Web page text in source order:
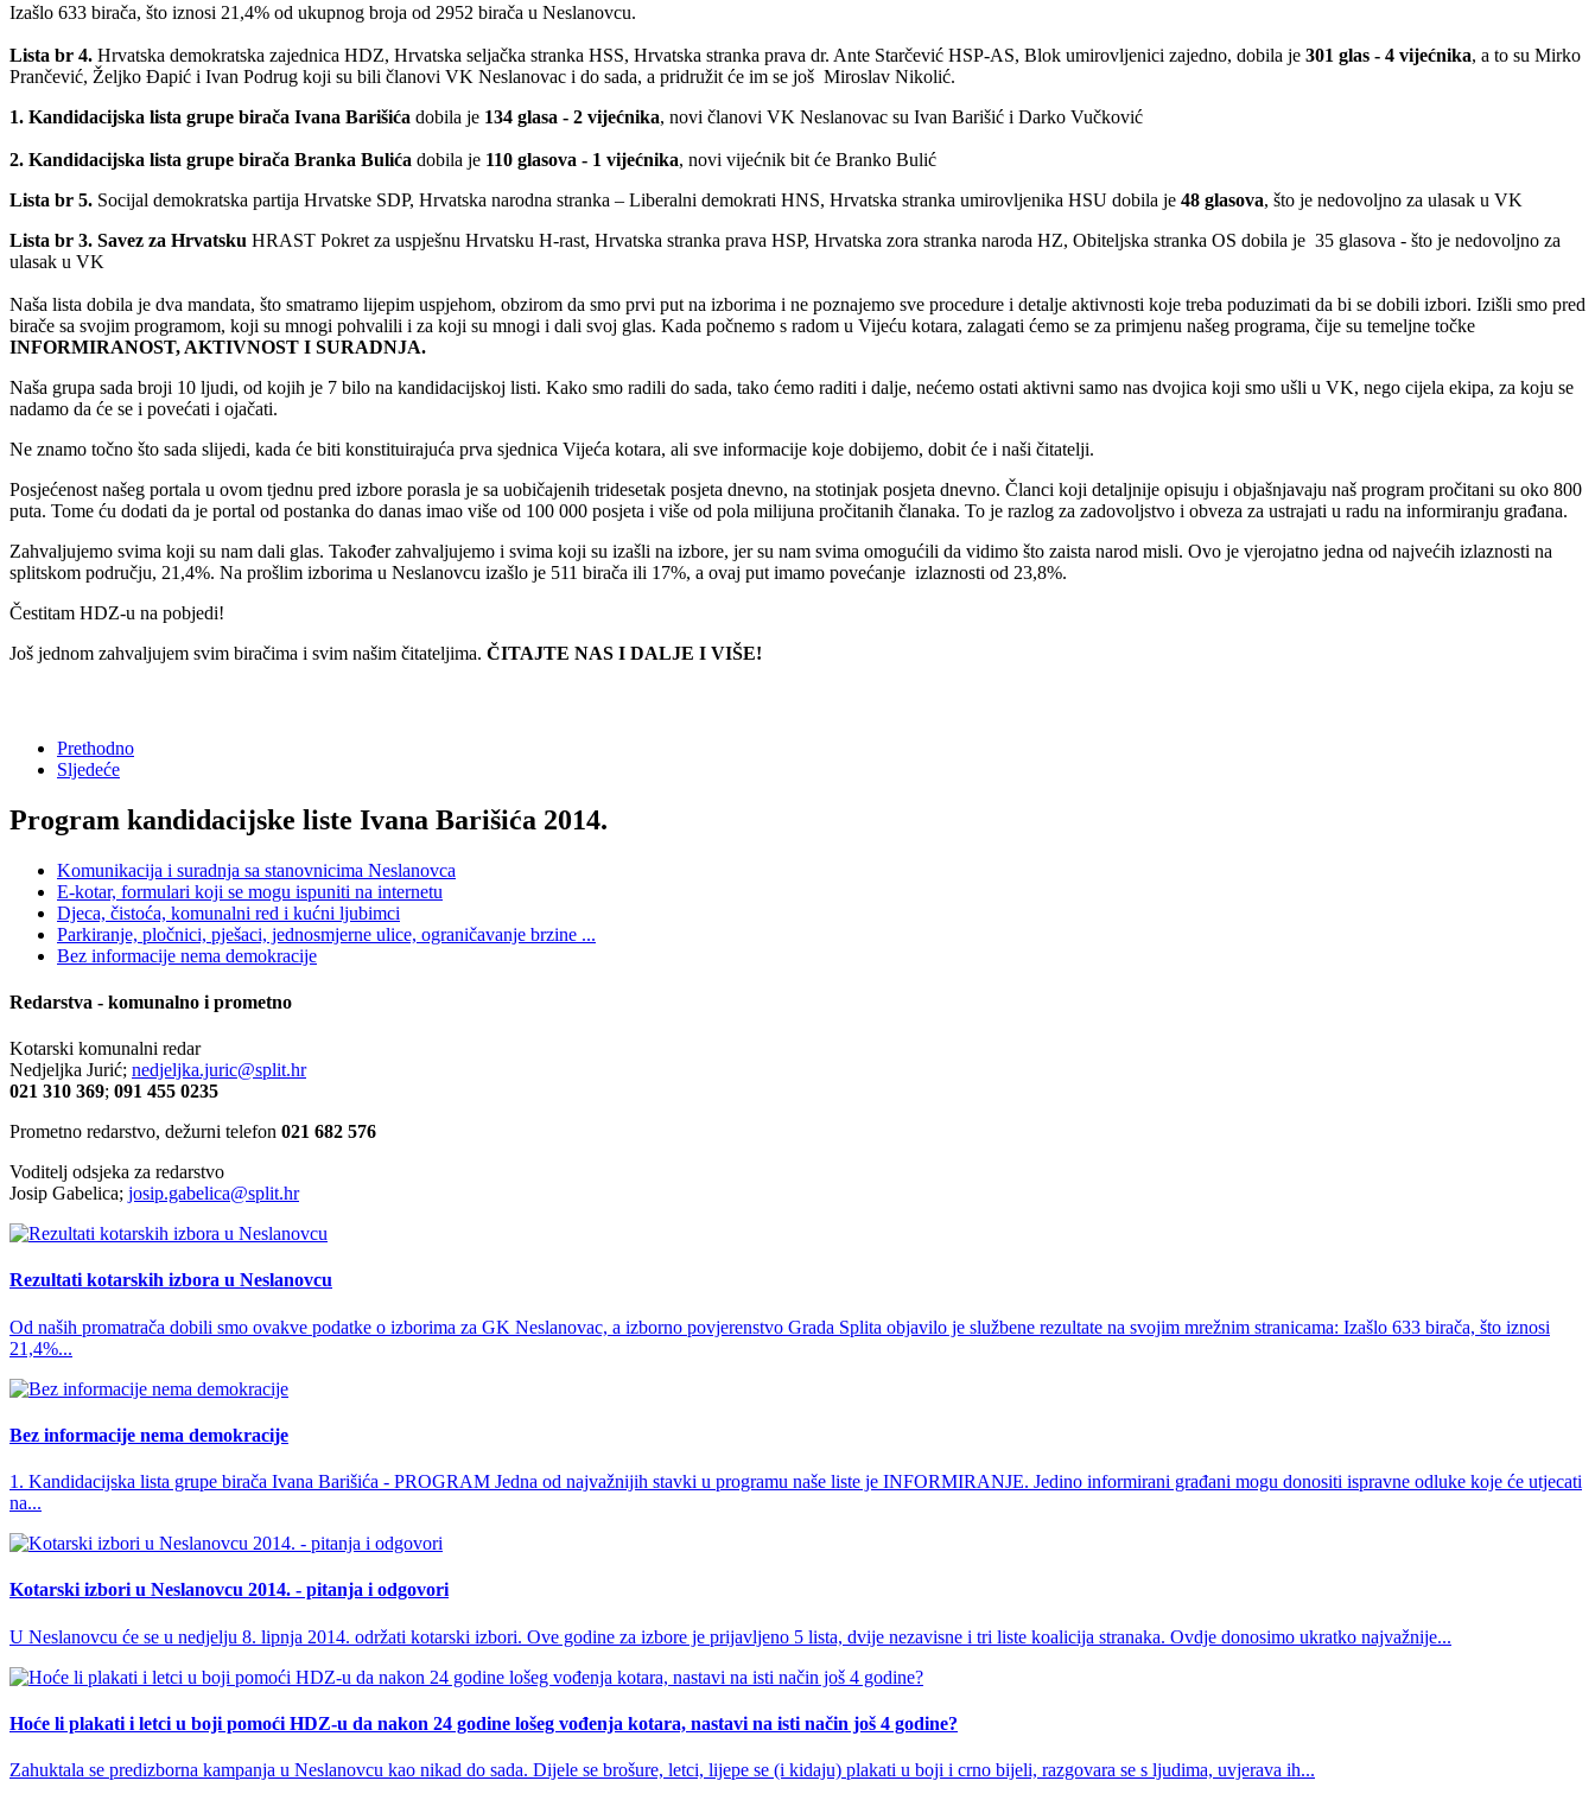
Izašlo 633 birača, što iznosi 21,4% od ukupnog broja od 2952 birača u Neslanovcu.
Lista br 4. Hrvatska demokratska zajednica HDZ, Hrvatska seljačka stranka HSS, Hrvatska stranka prava dr. Ante Starčević HSP-AS, Blok umirovljenici zajedno, dobila je 301 glas - 4 vijećnika, a to su Mirko
Prančević, Željko Đapić i Ivan Podrug koji su bili članovi VK Neslanovac i do sada, a pridružit će im se još Miroslav Nikolić.
1. Kandidacijska lista grupe birača Ivana Barišića dobila je 134 glasa - 2 vijećnika, novi članovi VK Neslanovac su Ivan Barišić i Darko Vučković
2. Kandidacijska lista grupe birača Branka Bulića dobila je 110 glasova - 1 vijećnika, novi vijećnik bit će Branko Bulić
Lista br 5. Socijal demokratska partija Hrvatske SDP, Hrvatska narodna stranka – Liberalni demokrati HNS, Hrvatska stranka umirovljenika HSU dobila je 48 glasova, što je nedovoljno za ulasak u VK
Lista br 3. Savez za Hrvatsku HRAST Pokret za uspješnu Hrvatsku H-rast, Hrvatska stranka prava HSP, Hrvatska zora stranka naroda HZ, Obiteljska stranka OS dobila je 35 glasova - što je nedovoljno za
ulasak u VK
Naša lista dobila je dva mandata, što smatramo lijepim uspjehom, obzirom da smo prvi put na izborima i ne poznajemo sve procedure i detalje aktivnosti koje treba poduzimati da bi se dobili izbori. Izišli smo pred
birače sa svojim programom, koji su mnogi pohvalili i za koji su mnogi i dali svoj glas. Kada počnemo s radom u Vijeću kotara, zalagati ćemo se za primjenu našeg programa, čije su temeljne točke
INFORMIRANOST, AKTIVNOST I SURADNJA.
Naša grupa sada broji 10 ljudi, od kojih je 7 bilo na kandidacijskoj listi. Kako smo radili do sada, tako ćemo raditi i dalje, nećemo ostati aktivni samo nas dvojica koji smo ušli u VK, nego cijela ekipa, za koju se
nadamo da će se i povećati i ojačati.
Ne znamo točno što sada slijedi, kada će biti konstituirajuća prva sjednica Vijeća kotara, ali sve informacije koje dobijemo, dobit će i naši čitatelji.
Posjećenost našeg portala u ovom tjednu pred izbore porasla je sa uobičajenih tridesetak posjeta dnevno, na stotinjak posjeta dnevno. Članci koji detaljnije opisuju i objašnjavaju naš program pročitani su oko 800
puta. Tome ću dodati da je portal od postanka do danas imao više od 100 000 posjeta i više od pola milijuna pročitanih članaka. To je razlog za zadovoljstvo i obveza za ustrajati u radu na informiranju građana.
Zahvaljujemo svima koji su nam dali glas. Također zahvaljujemo i svima koji su izašli na izbore, jer su nam svima omogućili da vidimo što zaista narod misli. Ovo je vjerojatno jedna od najvećih izlaznosti na
splitskom području, 21,4%. Na prošlim izborima u Neslanovcu izašlo je 511 birača ili 17%, a ovaj put imamo povećanje izlaznosti od 23,8%.
Čestitam HDZ-u na pobjedi!
Još jednom zahvaljujem svim biračima i svim našim čitateljima. ČITAJTE NAS I DALJE I VIŠE!
Prethodno
Sljedeće
Program kandidacijske liste Ivana Barišića 2014.
Komunikacija i suradnja sa stanovnicima Neslanovca
E-kotar, formulari koji se mogu ispuniti na internetu
Djeca, čistoća, komunalni red i kućni ljubimci
Parkiranje, pločnici, pješaci, jednosmjerne ulice, ograničavanje brzine ...
Bez informacije nema demokracije
Redarstva - komunalno i prometno
Kotarski komunalni redar
Nedjeljka Jurić; nedjeljka.juric@split.hr
021 310 369; 091 455 0235
Prometno redarstvo, dežurni telefon 021 682 576
Voditelj odsjeka za redarstvo
Josip Gabelica; josip.gabelica@split.hr
Rezultati kotarskih izbora u Neslanovcu
Od naših promatrača dobili smo ovakve podatke o izborima za GK Neslanovac, a izborno povjerenstvo Grada Splita objavilo je službene rezultate na svojim mrežnim stranicama: Izašlo 633 birača, što iznosi
21,4%...
Bez informacije nema demokracije
1. Kandidacijska lista grupe birača Ivana Barišića - PROGRAM Jedna od najvažnijih stavki u programu naše liste je INFORMIRANJE. Jedino informirani građani mogu donositi ispravne odluke koje će utjecati
na...
Kotarski izbori u Neslanovcu 2014. - pitanja i odgovori
U Neslanovcu će se u nedjelju 8. lipnja 2014. održati kotarski izbori. Ove godine za izbore je prijavljeno 5 lista, dvije nezavisne i tri liste koalicija stranaka. Ovdje donosimo ukratko najvažnije...
Hoće li plakati i letci u boji pomoći HDZ-u da nakon 24 godine lošeg vođenja kotara, nastavi na isti način još 4 godine?
Zahuktala se predizborna kampanja u Neslanovcu kao nikad do sada. Dijele se brošure, letci, lijepe se (i kidaju) plakati u boji i crno bijeli, razgovara se s ljudima, uvjerava ih...